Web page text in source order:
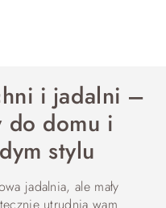
i jadalni –
do domu i
stylu
jadalnia, ale mały